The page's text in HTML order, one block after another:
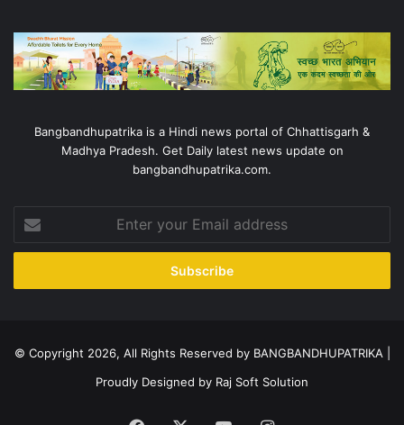
Bangbandhupatrika is a Hindi news portal of Chhattisgarh &
Madhya Pradesh. Get Daily latest news update on
bangbandhupatrika.com.
your
Email
© Copyright 2026, All Rights Reserved by BANGBANDHUPATRIKA |
Proudly Designed by Raj Soft Solution